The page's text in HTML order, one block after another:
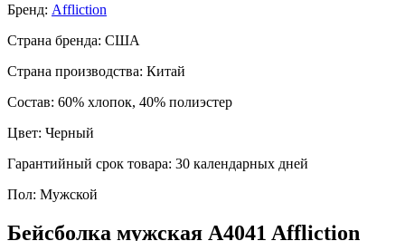
Бренд: Affliction
Страна бренда: США
Страна производства: Китай
Состав: 60% хлопок, 40% полиэстер
Цвет: Черный
Гарантийный срок товара: 30 календарных дней
Пол: Мужской
Бейсболка мужская A4041 Affliction